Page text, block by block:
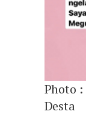
Photo :
Desta